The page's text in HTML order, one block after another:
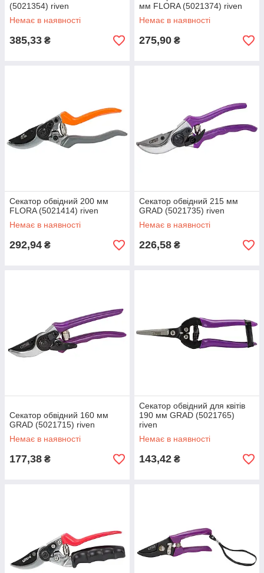
(5021354) riven
Немає в наявності
385,33 ₴
мм FLORA (5021374) riven
Немає в наявності
275,90 ₴
Секатор обвідний 200 мм
FLORA (5021414) riven
Немає в наявності
292,94 ₴
Секатор обвідний 215 мм
GRAD (5021735) riven
Немає в наявності
226,58 ₴
Секатор обвідний 160 мм
GRAD (5021715) riven
Немає в наявності
177,38 ₴
Секатор обвідний для квітів
190 мм GRAD (5021765)
riven
Немає в наявності
143,42 ₴